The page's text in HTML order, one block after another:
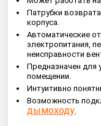
Патрубки
корпуса.
Автоматические
электропитания,
неисправности
Предназначен для
помещении.
Интуитивно
Возможность
дымоходу.